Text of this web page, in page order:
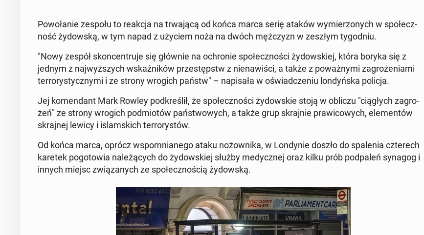
Po­wo­ła­nie zespołu to reakcja na trwa­ją­cą od końca marca serię ataków wy­mie­rzo­nych w spo­łecz­
ność ży­dow­ską, w tym napad z użyciem noża na dwóch męż­czyzn w zeszłym ty­go­dniu.
"Nowy zespół skon­cen­tru­je się głównie na ochro­nie spo­łecz­no­ści ży­dow­skiej, która boryka się z
jednym z naj­wyż­szych wskaź­ni­ków prze­stępstw z nie­na­wi­ści, a także z po­waż­ny­mi za­gro­że­nia­mi
ter­ro­ry­stycz­ny­mi i ze strony wrogich państw" – na­pi­sa­ła w oświad­cze­niu lon­dyń­ska policja.
Jej ko­men­dant Mark Rowley pod­kre­ślił, że spo­łecz­no­ści ży­dow­skie stoją w obliczu "cią­głych za­gro­
żeń" ze strony wrogich pod­mio­tów pań­stwo­wych, a także grup skraj­nie pra­wi­co­wych, ele­men­tów
skraj­nej lewicy i is­lam­skich ter­ro­ry­stów.
Od końca marca, oprócz wspo­mnia­ne­go ataku no­żow­ni­ka, w Lon­dy­nie doszło do spa­le­nia czte­rech
karetek po­go­to­wia na­le­żą­cych do ży­dow­skiej służby me­dycz­nej oraz kilku prób pod­pa­leń synagog i
innych miejsc zwią­za­nych ze spo­łecz­no­ścią ży­dow­ską.